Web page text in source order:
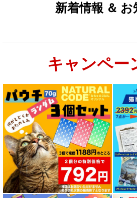
新着情報 ＆
キャンペー